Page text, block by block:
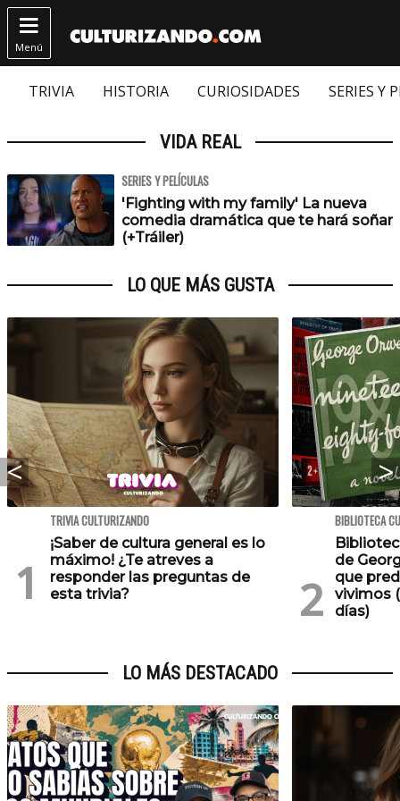

Menú
TRIVIA HISTORIA CURIOSIDADES SERIES Y
VIDA REAL
SERIES Y PELÍCULAS
'Fighting with my family' La nueva
comedia dramática que te hará soñar
(+Tráiler)
LO QUE MÁS GUSTA
TRIVIA CULTURIZANDO
¡Saber de cultura general es lo
máximo! ¿Te atreves a
responder las preguntas de
esta trivia?
BIBLIOTECA
de
que
vivimos
días)
LO MÁS DESTACADO